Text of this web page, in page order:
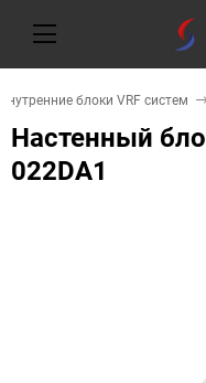
Внутренние блоки VRF систем
Настенный
022DA1